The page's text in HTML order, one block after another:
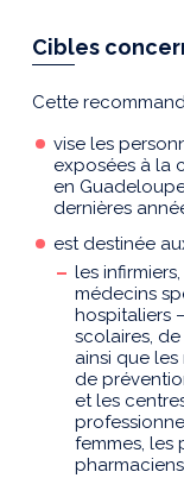
Cibles
Cette
vise les
exposées à la
en
dernières
est destinée
les
médecins
hospitaliers
scolaires,
ainsi que
de
et les
femmes, les